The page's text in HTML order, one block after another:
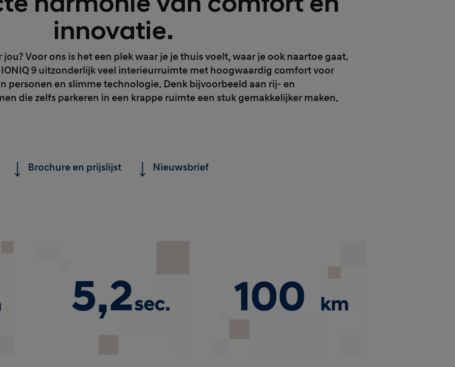
innovatie.
Voor ons is het een plek waar je je thuis voelt, waar je ook naartoe gaat.
9 uitzonderlijk veel interieurruimte met hoogwaardig comfort voor
personen en slimme technologie. Denk bijvoorbeeld aan rij- en
die zelfs parkeren in een krappe ruimte een stuk gemakkelijker maken.
Brochure en prijslijst Nieuwsbrief